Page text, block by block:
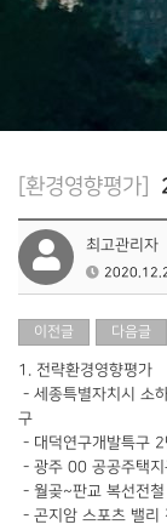
[환경영향평가]
최고관리자
이전글 다음글
1. 전략환경영향평가
- 세종특별자치시 소
구
- 대덕연구개발특구
- 광주 00 공공주택지
- 월곶~판교 복선전
- 곤지암 스포츠 밸리